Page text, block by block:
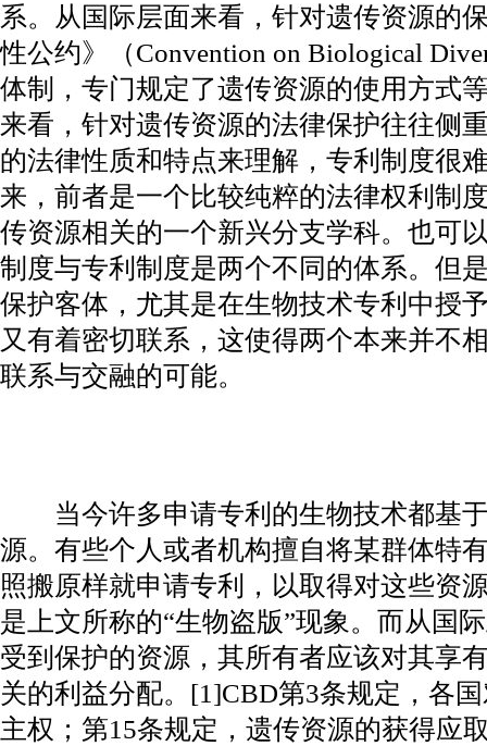
系。从国际层面来看，针对遗传资源的
性公约》（Convention on Biological
体制，专门规定了遗传资源的使用方式
来看，针对遗传资源的法律保护往往侧
的法律性质和特点来理解，专利制度很
来，前者是一个比较纯粹的法律权利制
传资源相关的一个新兴分支学科。也可
制度与专利制度是两个不同的体系。但
保护客体，尤其是在生物技术专利中授
又有着密切联系，这使得两个本来并不
联系与交融的可能。
当今许多申请专利的生物技术都基于
源。有些个人或者机构擅自将某群体特
照搬原样就申请专利，以取得对这些资
是上文所称的“生物盗版”现象。而从国
受到保护的资源，其所有者应该对其享
关的利益分配。[1]CBD第3条规定，各
主权；第15条规定，遗传资源的获得应